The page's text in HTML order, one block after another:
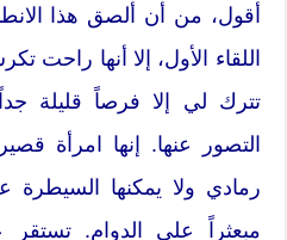
أقول، من أن ألصق هذا
اللقاء الأول، إلا أنها راحت
تترك لي إلا فرصاً قليلة جداً
التصور عنها. إنها امرأة
رمادي ولا يمكنها السيطرة
مبعثراً على الدوام. تستقر